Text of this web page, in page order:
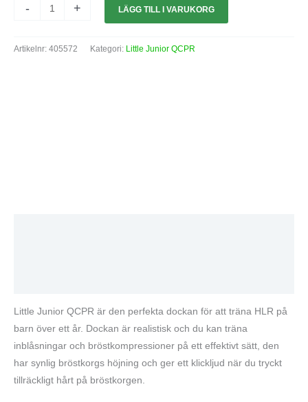
- + LÄGG TILL I VARUKORG
Artikelnr: 405572 Kategori: Little Junior QCPR
Little Junior QCPR är den perfekta dockan för att träna HLR på
barn över ett år. Dockan är realistisk och du kan träna
inblåsningar och bröstkompressioner på ett effektivt sätt, den
har synlig bröstkorgs höjning och ger ett klickljud när du tryckt
tillräckligt hårt på bröstkorgen.